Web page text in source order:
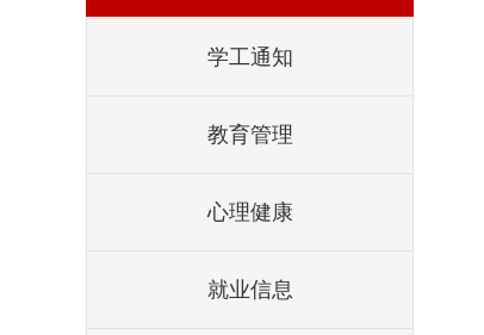
学工通知
教育管理
心理健康
就业信息